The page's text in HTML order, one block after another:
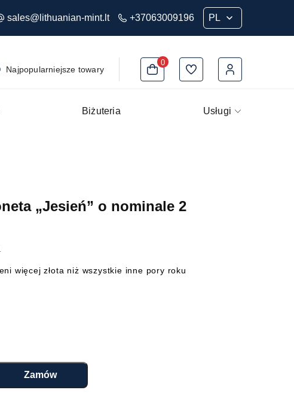
sales@lithuanian-mint.lt +37063009196
Najpopularniejsze towary
0
Biżuteria Usługi
„Jesień” o nominale 2
więcej złota niż wszystkie inne pory roku
Zamów